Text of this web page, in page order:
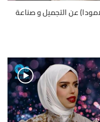
عن التجميل و صناعة